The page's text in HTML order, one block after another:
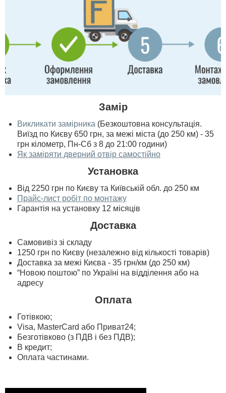
Замір
Викликати замірника (Безкоштовна консультація.
Виїзд по Києву 650 грн, за межі міста (до 250 км) - 35
грн кілометр, Пн-Сб з 8 до 21:00 години)
Як заміряти дверний отвір самостійно
Установка
Від 2250 грн по Києву та Київській обл. до 250 км
Прайс-лист робіт по монтажу
Гарантія на установку 12 місяців
Доставка
Самовивіз зі складу
1250 грн по Києву (незалежно від кількості товарів)
Доставка за межі Києва - 35 грн/км (до 250 км)
“Новою поштою” по Україні на відділення або на
адресу
Оплата
Готівкою;
Visa, MasterСard або Приват24;
Безготівково (з ПДВ і без ПДВ);
В кредит;
Оплата частинами.